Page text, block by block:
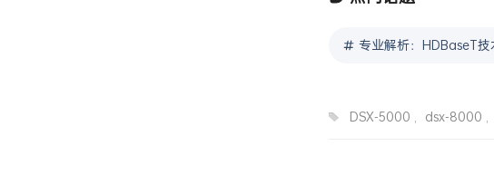
专业解析：HDBaseT技
DSX-5000 , dsx-8000 ,